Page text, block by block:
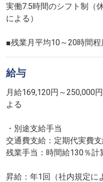
実働7.5時間のシフト制（
による）
■残業月平均10～20時間程
給与
月給169,120円～250,000
よる
・別途支給手当
交通費支給：定期代実費支
残業手当：時間給130％計
昇給：年1回（社内規定に